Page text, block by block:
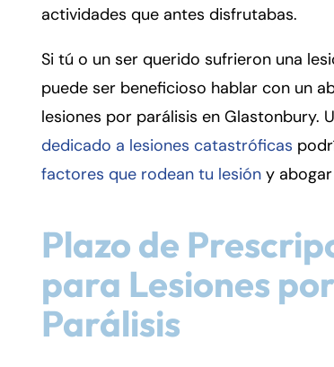
actividades que antes disfrutabas.
Si tú o un ser querido sufrieron una
puede ser beneficioso hablar con un
lesiones por parálisis en Glastonbury.
dedicado a lesiones catastróficas
factores que rodean tu lesión y
Plazo de
para Lesiones por
Parálisis
Farmington - Hours
Enfield - Hours